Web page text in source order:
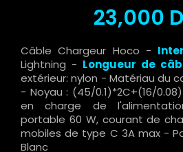
23,000
Câble Chargeur Hoco -
Lightning - Longueur de
extérieur: nylon - Matériau du
- Noyau : (45/0.1)*2C+(16/
en charge de
portable 60 W, courant de
mobiles de type C 3A max -
Blanc